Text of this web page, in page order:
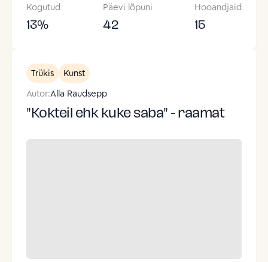
Kogutud
13%
Päevi lõpuni
42
Hooandjaid
15
Trükis
Kunst
Autor:Alla Raudsepp
"Kokteil ehk kuke saba" - raamat